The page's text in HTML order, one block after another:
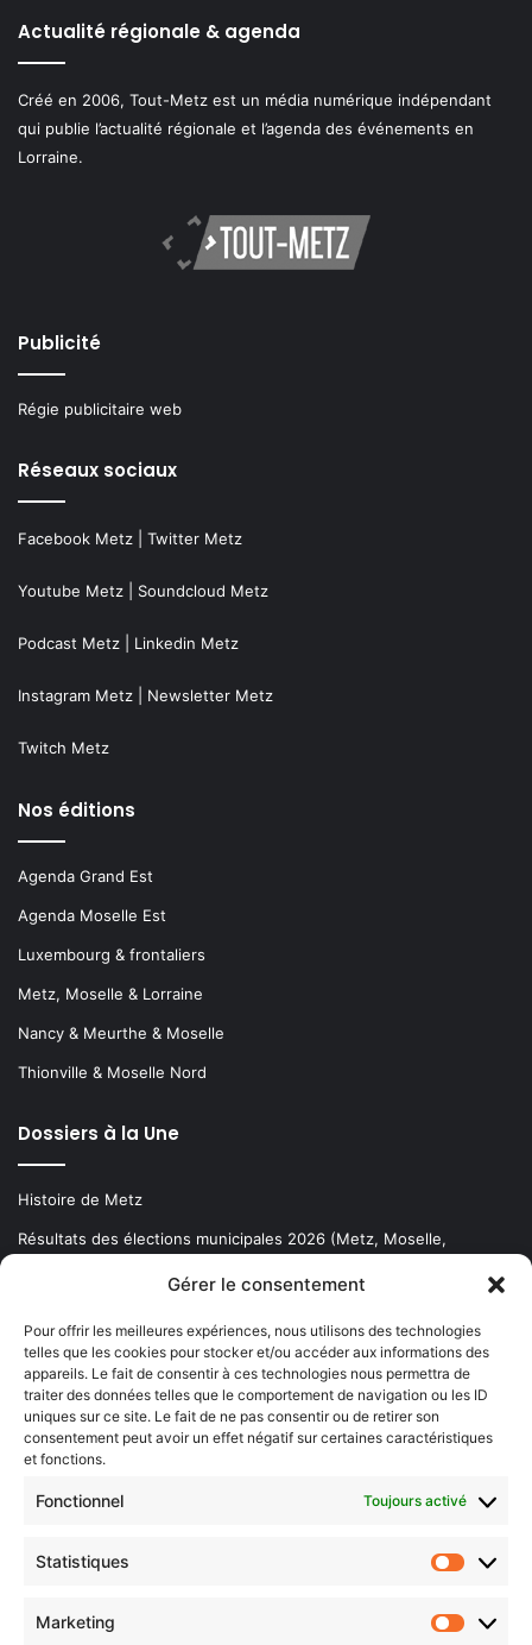
Gérer le consentement
Pour offrir les meilleures expériences, nous utilisons des technologies
telles que les cookies pour stocker et/ou accéder aux informations des
appareils. Le fait de consentir à ces technologies nous permettra de
traiter des données telles que le comportement de navigation ou les ID
uniques sur ce site. Le fait de ne pas consentir ou de retirer son
consentement peut avoir un effet négatif sur certaines caractéristiques
et fonctions.
Fonctionnel Toujours activé
Statistiques
Marketing
Actualité régionale & agenda
Créé en 2006, Tout-Metz est un média numérique indépendant
qui publie l’actualité régionale et l’agenda des événements en
Lorraine.
Publicité
Régie publicitaire web
Réseaux sociaux
Facebook Metz Twitter Metz
Youtube Metz Soundcloud Metz
Podcast Metz Linkedin Metz
Instagram Metz Newsletter Metz
Twitch Metz
Nos éditions
Agenda Grand Est
Agenda Moselle Est
Luxembourg & frontaliers
Metz, Moselle & Lorraine
Nancy & Meurthe & Moselle
Thionville & Moselle Nord
Dossiers à la Une
Histoire de Metz
Résultats des élections municipales 2026 (Metz, Moselle,
Newsletter gratuite
Choisissez : matin, soir ou hebdo ?
votre